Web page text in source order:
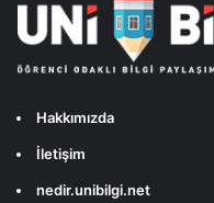
Hakkımızda
İletişim
nedir.unibilgi.net